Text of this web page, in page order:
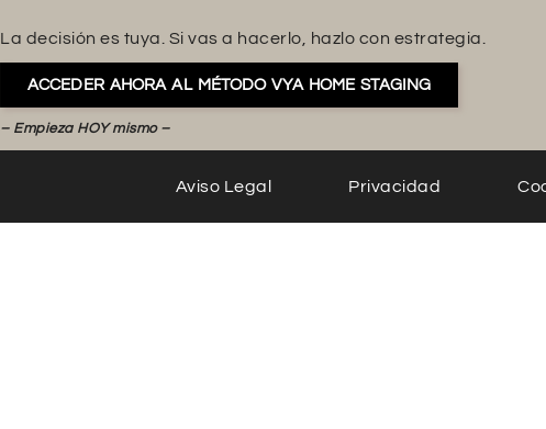
La decisión es tuya. Si vas a hacerlo, hazlo con estrategia.
ACCEDER AHORA AL MÉTODO VYA HOME STAGING
– Empieza HOY mismo –
Aviso Legal Privacidad